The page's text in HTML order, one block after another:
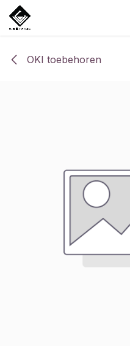
Overslaan naar inhoud
OKI toebehoren